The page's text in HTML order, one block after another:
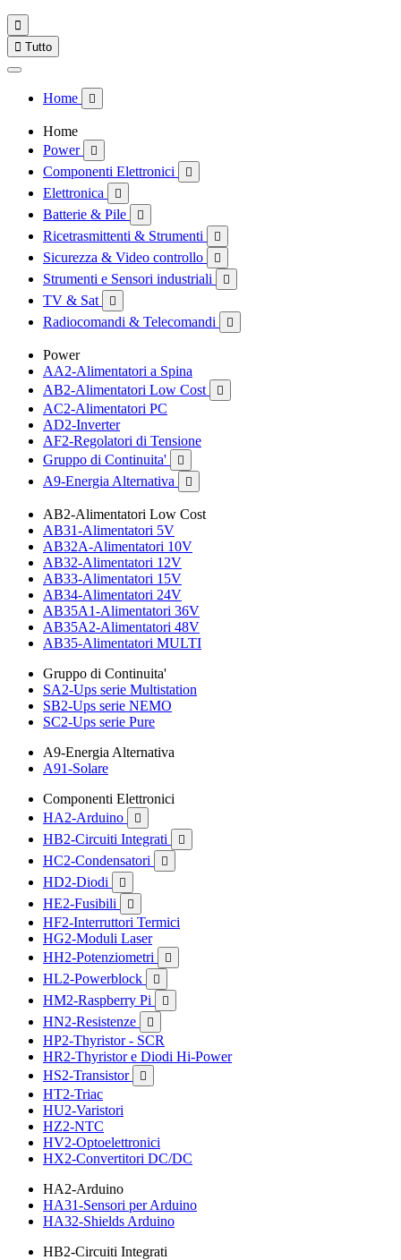

 Tutto
Home 
Home
Power

Componenti Elettronici 
Elettronica 
Batterie & Pile 
Ricetrasmittenti & Strumenti 
Sicurezza & Video controllo 
Strumenti e Sensori industriali 
TV & Sat 
Radiocomandi & Telecomandi 
Power
AA2-Alimentatori a Spina
AB2-Alimentatori Low Cost

AC2-Alimentatori PC
AD2-Inverter
AF2-Regolatori di Tensione
Gruppo di Continuita'

A9-Energia Alternativa 
AB2-Alimentatori Low Cost
AB31-Alimentatori 5V
AB32A-Alimentatori 10V
AB32-Alimentatori 12V
AB33-Alimentatori 15V
AB34-Alimentatori 24V
AB35A1-Alimentatori 36V
AB35A2-Alimentatori 48V
AB35-Alimentatori MULTI
Gruppo di Continuita'
SA2-Ups serie Multistation
SB2-Ups serie NEMO
SC2-Ups serie Pure
A9-Energia Alternativa
A91-Solare
Componenti Elettronici
HA2-Arduino

HB2-Circuiti Integrati 
HC2-Condensatori 
HD2-Diodi 
HE2-Fusibili 
HF2-Interruttori Termici
HG2-Moduli Laser
HH2-Potenziometri

HL2-Powerblock 
HM2-Raspberry Pi 
HN2-Resistenze 
HP2-Thyristor - SCR
HR2-Thyristor e Diodi Hi-Power
HS2-Transistor

HT2-Triac
HU2-Varistori
HZ2-NTC
HV2-Optoelettronici
HX2-Convertitori DC/DC
HA2-Arduino
HA31-Sensori per Arduino
HA32-Shields Arduino
HB2-Circuiti Integrati